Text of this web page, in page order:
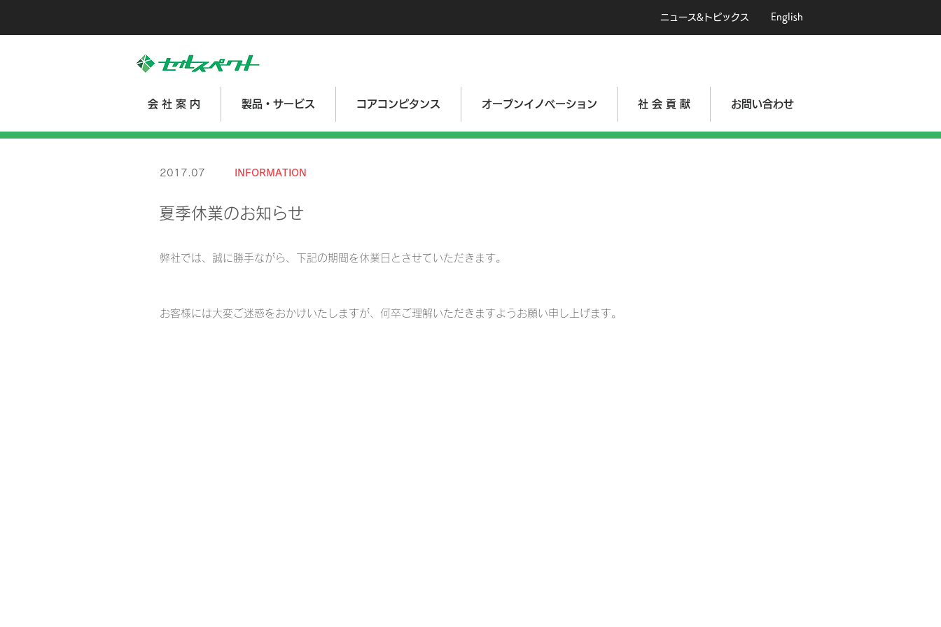
ニュース&トピックス English
会 社 案 内 製品・サービス コアコンピタンス オープンイノベーション 社 会 貢 献 お問い合わせ
2017.07 INFORMATION
夏季休業のお知らせ
弊社では、誠に勝手ながら、下記の期間を休業日とさせていただきます。
お客様には大変ご迷惑をおかけいたしますが、何卒ご理解いただきますようお願い申し上げます。